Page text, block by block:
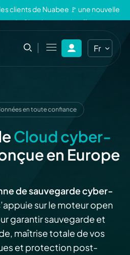
clients de Nuabee 🚩 une nouvelle
Cloud souveraine 🐝
Fr
En
en toute confiance
Cloud cyber-
en Europe
desauvegardecyber-
surle moteur open
garantir sauvegarde et
maîtrise totale de vos
et protection post-